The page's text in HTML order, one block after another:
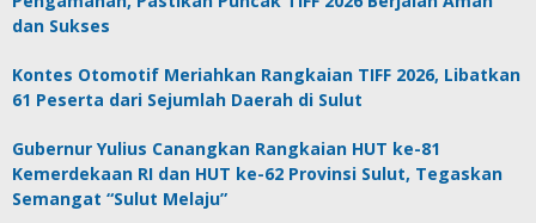
dan Sukses
Kontes Otomotif Meriahkan Rangkaian TIFF 2026, Libatkan
61 Peserta dari Sejumlah Daerah di Sulut
Gubernur Yulius Canangkan Rangkaian HUT ke-81
Kemerdekaan RI dan HUT ke-62 Provinsi Sulut, Tegaskan
Semangat “Sulut Melaju”